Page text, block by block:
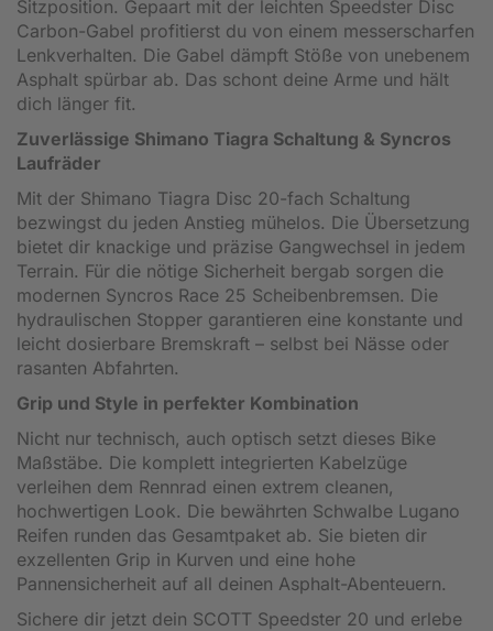
Sitzposition. Gepaart mit der leichten Speedster Disc
Carbon-Gabel profitierst du von einem messerscharfen
Lenkverhalten. Die Gabel dämpft Stöße von unebenem
Asphalt spürbar ab. Das schont deine Arme und hält
dich länger fit.
Zuverlässige Shimano Tiagra Schaltung & Syncros
Laufräder
Mit der Shimano Tiagra Disc 20-fach Schaltung
bezwingst du jeden Anstieg mühelos. Die Übersetzung
bietet dir knackige und präzise Gangwechsel in jedem
Terrain. Für die nötige Sicherheit bergab sorgen die
modernen Syncros Race 25 Scheibenbremsen. Die
hydraulischen Stopper garantieren eine konstante und
leicht dosierbare Bremskraft – selbst bei Nässe oder
rasanten Abfahrten.
Grip und Style in perfekter Kombination
Nicht nur technisch, auch optisch setzt dieses Bike
Maßstäbe. Die komplett integrierten Kabelzüge
verleihen dem Rennrad einen extrem cleanen,
hochwertigen Look. Die bewährten Schwalbe Lugano
Reifen runden das Gesamtpaket ab. Sie bieten dir
exzellenten Grip in Kurven und eine hohe
Pannensicherheit auf all deinen Asphalt-Abenteuern.
Sichere dir jetzt dein SCOTT Speedster 20 und erlebe